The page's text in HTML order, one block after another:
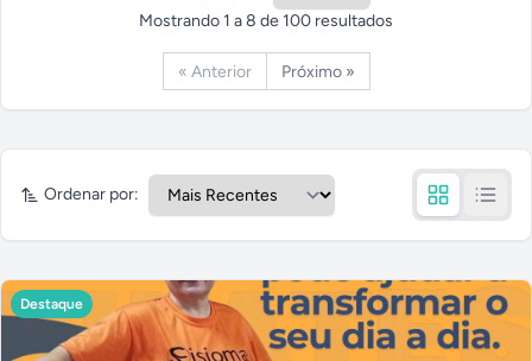
Mostrando 1 a8 de 100 resultados
« Anterior Próximo »
Ordenar por:
Destaque